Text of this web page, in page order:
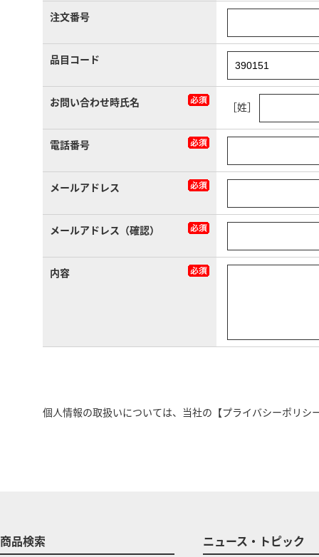
注文番号
品目コード
お問い合わせ時氏名 ［姓］
電話番号
メールアドレス
メールアドレス（確認）
内容
個人情報の取扱いについては、当社の 【プライバシーポリシ
商品検索 ニュース・トピック